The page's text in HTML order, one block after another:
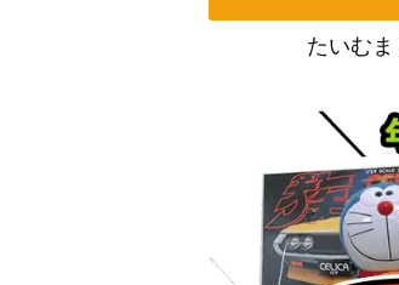
たいむ